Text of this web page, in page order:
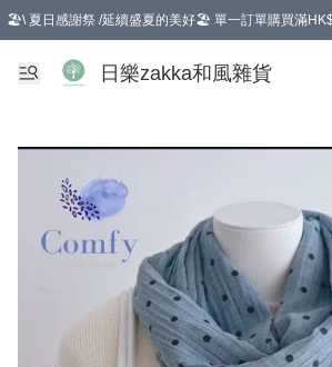
🏖️\ 夏日感謝祭 /延續盛夏的美好🏖️ 單一訂單購買滿
選擇GoGoX住宅/工商地址配送，單一訂單消費購物
日樂zakka和風雜貨